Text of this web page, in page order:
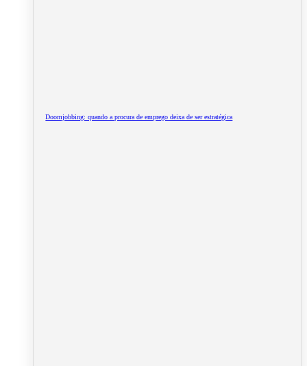
Doomjobbing: quando a procura de emprego deixa de ser estratégica